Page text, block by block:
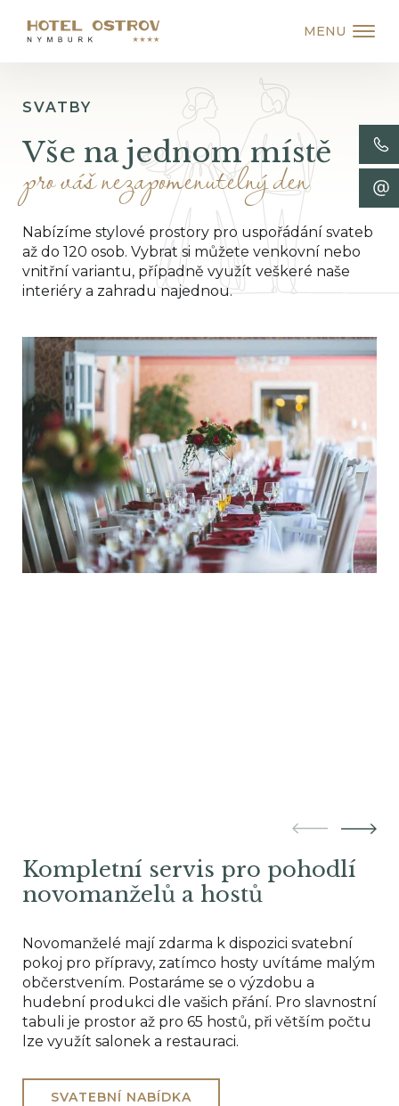
MENU
SVATBY
Vše na jednom místě
pro váš nezapomenutelný den
Nabízíme stylové prostory pro uspořádání svateb
až do 120 osob. Vybrat si můžete venkovní nebo
vnitřní variantu, případně využít veškeré naše
interiéry a zahradu najednou.
Kompletní servis pro pohodlí
novomanželů a hostů
Novomanželé mají zdarma k dispozici svatební
pokoj pro přípravy, zatímco hosty uvítáme malým
občerstvením. Postaráme se o výzdobu a
hudební produkci dle vašich přání. Pro slavnostní
tabuli je prostor až pro 65 hostů, při větším počtu
lze využít salonek a restauraci.
SVATEBNÍ NABÍDKA